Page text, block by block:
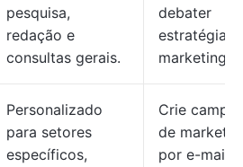
pesquisa,
redação e
consultas gerais.
debater
estratégias
marketing.
Personalizado
para setores
específicos,
Crie
de
por e-mail